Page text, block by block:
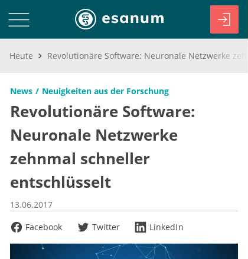
Heute
News Neuigkeiten aus der Forschung
Revolutionäre Software:
Neuronale Netzwerke
zehnmal schneller
entschlüsselt
13.06.2017
Facebook
Twitter LinkedIn